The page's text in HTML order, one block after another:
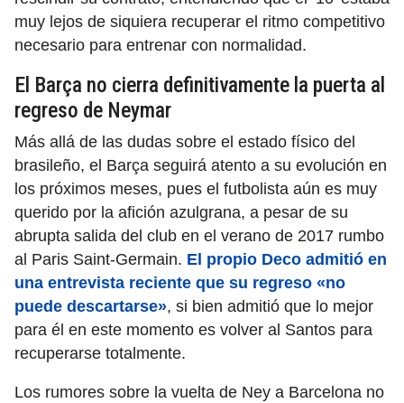
muy lejos de siquiera recuperar el ritmo competitivo
necesario para entrenar con normalidad.
El Barça no cierra definitivamente la puerta al
regreso de Neymar
Más allá de las dudas sobre el estado físico del
brasileño, el Barça seguirá atento a su evolución en
los próximos meses, pues el futbolista aún es muy
querido por la afición azulgrana, a pesar de su
abrupta salida del club en el verano de 2017 rumbo
al Paris Saint-Germain. El propio Deco admitió en
una entrevista reciente que su regreso «no
puede descartarse», si bien admitió que lo mejor
para él en este momento es volver al Santos para
recuperarse totalmente.
Los rumores sobre la vuelta de Ney a Barcelona no